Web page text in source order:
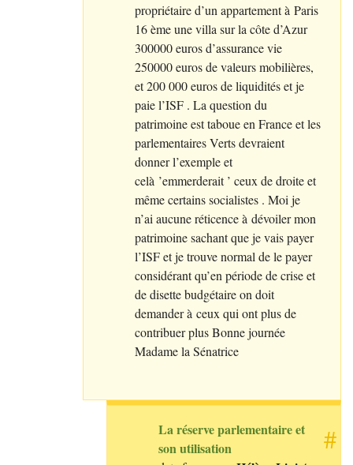
propriétaire d’un appartement à Paris
16 ème une villa sur la côte d’Azur
300000 euros d’assurance vie
250000 euros de valeurs mobilières,
et 200 000 euros de liquidités et je
paie l’ISF . La question du
patrimoine est taboue en France et les
parlementaires Verts devraient
donner l’exemple et
celà ’emmerderait ’ ceux de droite et
même certains socialistes . Moi je
n’ai aucune réticence à dévoiler mon
patrimoine sachant que je vais payer
l’ISFet je trouve normal de le payer
considérant qu’en période de crise et
de disette budgétaire on doit
demander à ceux qui ont plus de
contribuer plus Bonne journée
Madame la Sénatrice
#
La réserve parlementaire et
son utilisation